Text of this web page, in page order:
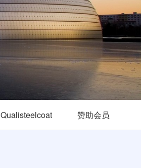
Qualisteelcoat 赞助会员